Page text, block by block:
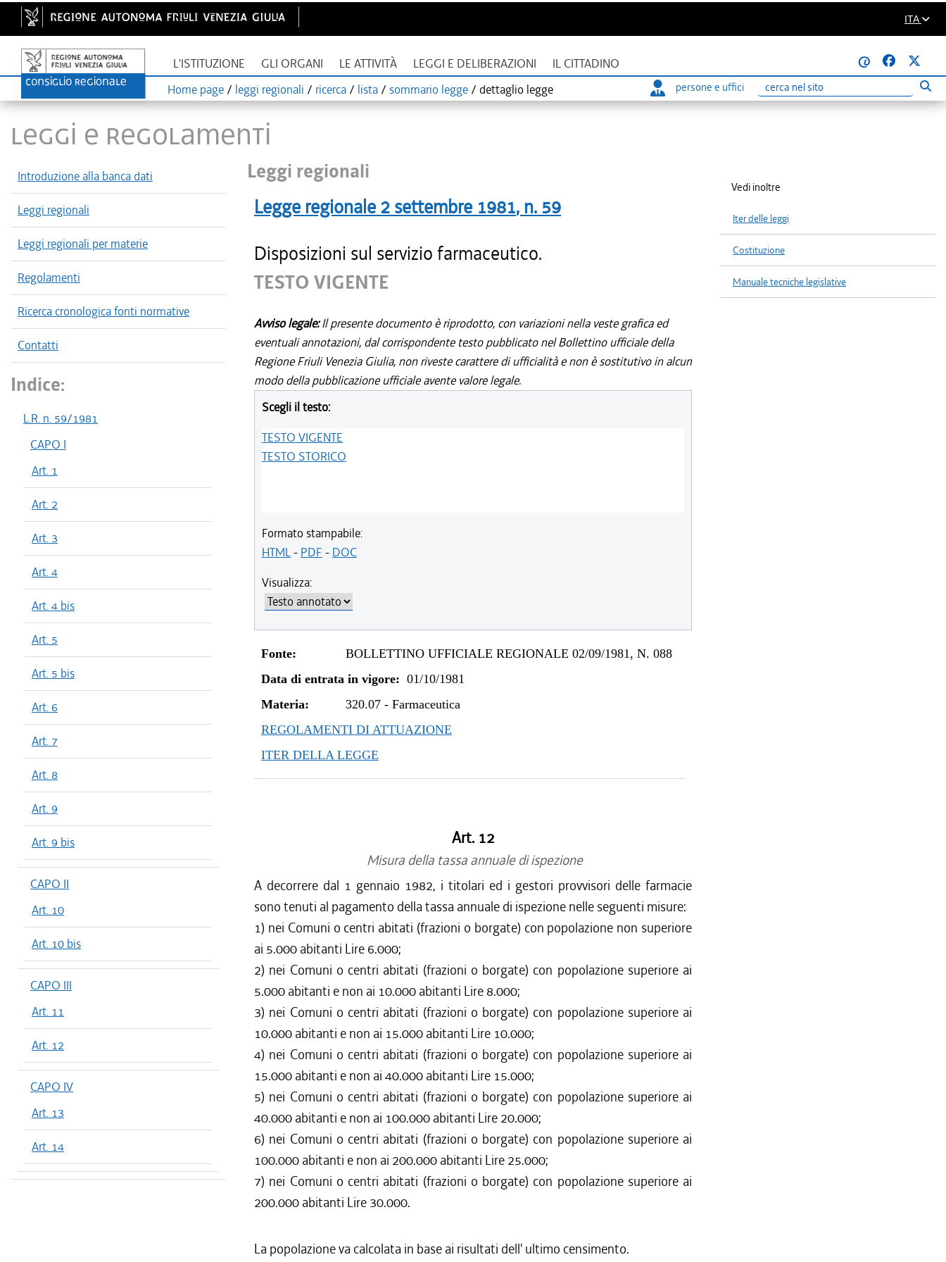
ITA
L'ISTITUZIONE GLI ORGANI LE ATTIVITÀ LEGGI E DELIBERAZIONI IL CITTADINO
@
Home page / leggi regionali / ricerca / lista / sommario legge / dettaglio legge persone e uffici
Ricerca
LEGGI E REGOLAMENTI
Introduzione alla banca dati
Leggi regionali
Leggi regionali per materie
Regolamenti
Ricerca cronologica fonti normative
Contatti
Indice:
L.R. n. 59/1981
CAPO I
Art. 1
Art. 2
Art. 3
Art. 4
Art. 4 bis
Art. 5
Art. 5 bis
Art. 6
Art. 7
Art. 8
Art. 9
Art. 9 bis
CAPO II
Art. 10
Art. 10 bis
CAPO III
Art. 11
Art. 12
CAPO IV
Art. 13
Art. 14
Leggi regionali
Legge regionale 2 settembre 1981, n. 59
Disposizioni sul servizio farmaceutico.
TESTO VIGENTE
Avviso legale:Il presente documento è riprodotto, con variazioni nella veste grafica ed
eventuali annotazioni, dal corrispondente testo pubblicato nel Bollettino ufficiale della
Regione Friuli Venezia Giulia, non riveste carattere di ufficialità e non è sostitutivo in alcun
modo della pubblicazione ufficiale avente valore legale.
Scegli il testo:
TESTO VIGENTE
TESTO STORICO
Formato stampabile:
HTML- PDF - DOC
Visualizza:
Fonte:
BOLLETTINO UFFICIALE REGIONALE 02/09/1981, N. 088
Data di entrata in vigore: 01/10/1981
Materia:
320.07 -Farmaceutica
REGOLAMENTI DI ATTUAZIONE
ITER DELLA LEGGE
Art. 12
Misura della tassa annuale di ispezione
A decorrere dal 1 gennaio 1982, i titolari ed i gestori provvisori delle farmacie
sono tenuti al pagamento della tassa annuale di ispezione nelle seguenti misure:
1) nei Comuni o centri abitati (frazioni o borgate) con popolazione non superiore
ai 5.000 abitanti Lire 6.000;
2) nei Comuni o centri abitati (frazioni o borgate) con popolazione superiore ai
5.000 abitanti e non ai 10.000 abitanti Lire 8.000;
3) nei Comuni o centri abitati (frazioni o borgate) con popolazione superiore ai
10.000 abitanti e non ai 15.000 abitanti Lire 10.000;
4) nei Comuni o centri abitati (frazioni o borgate) con popolazione superiore ai
15.000 abitanti e non ai 40.000 abitanti Lire 15.000;
5) nei Comuni o centri abitati (frazioni o borgate) con popolazione superiore ai
40.000 abitanti e non ai 100.000 abitanti Lire 20.000;
6) nei Comuni o centri abitati (frazioni o borgate) con popolazione superiore ai
100.000 abitanti e non ai 200.000 abitanti Lire 25.000;
7) nei Comuni o centri abitati (frazioni o borgate) con popolazione superiore ai
200.000 abitanti Lire 30.000.
La popolazione va calcolata in base ai risultati dell' ultimo censimento.
Vedi inoltre
Iter delle leggi
Costituzione
Manuale tecniche legislative